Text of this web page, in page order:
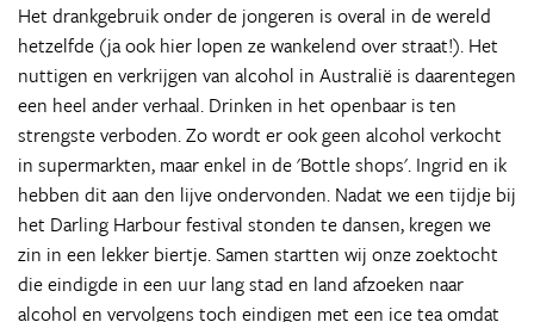
Het drankgebruik onder de jongeren is overal in de wereld
hetzelfde (ja ook hier lopen ze wankelend over straat!). Het
nuttigen en verkrijgen van alcohol in Australië is daarentegen
een heel ander verhaal. Drinken in het openbaar is ten
strengste verboden. Zo wordt er ook geen alcohol verkocht
in supermarkten, maar enkel in de 'Bottle shops'. Ingrid en ik
hebben dit aan den lijve ondervonden. Nadat we een tijdje bij
het Darling Harbour festival stonden te dansen, kregen we
zin in een lekker biertje. Samen startten wij onze zoektocht
die eindigde in een uur lang stad en land afzoeken naar
alcohol en vervolgens toch eindigen met een ice tea omdat